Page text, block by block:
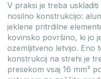
V praksi je treba
nosilno konstrukcijo:
jeklene pritrdilne
kovinsko površino, ki jo
ozemljitveno letvijo. Eno
konstrukcij na strehi je
presekom vsaj 16 mm²